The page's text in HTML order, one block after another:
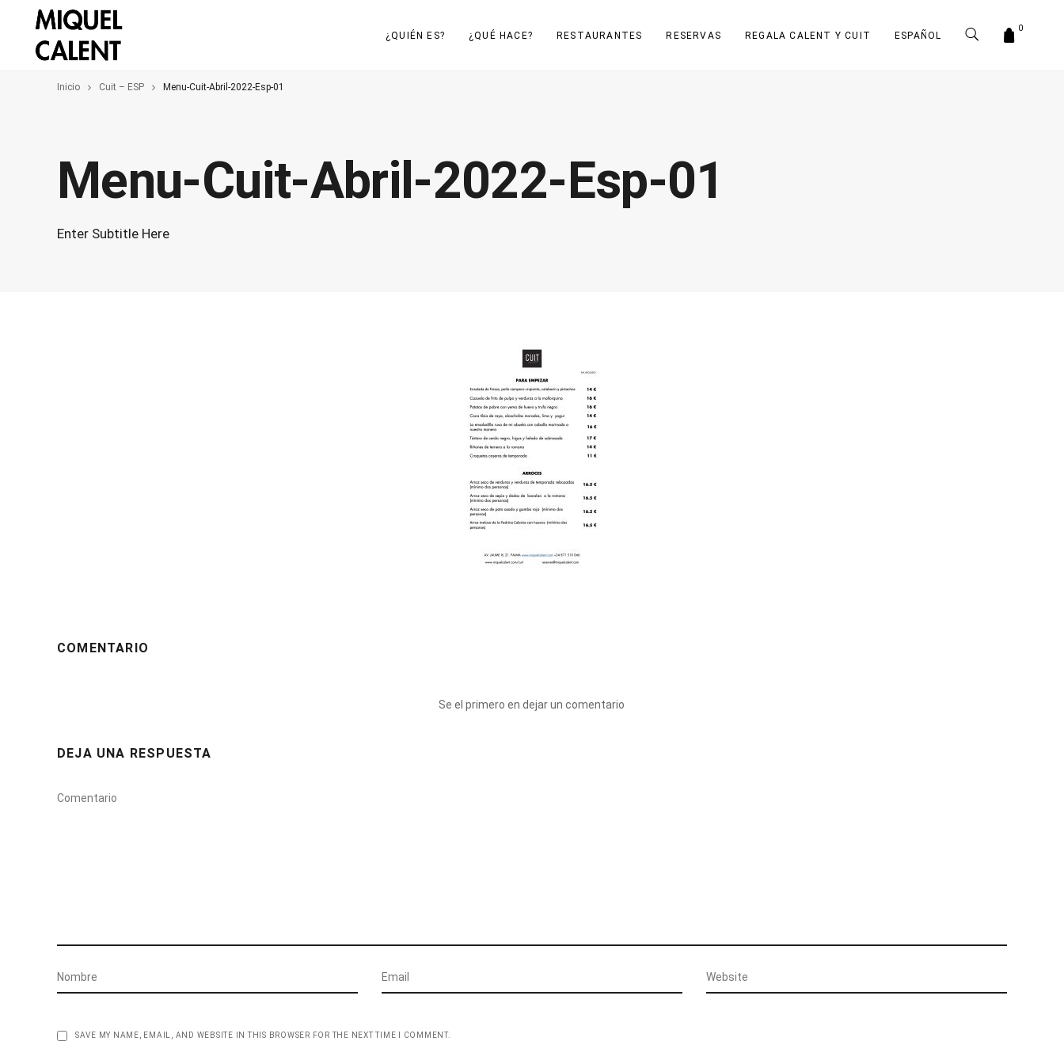
¿QUIÉN ES? ¿QUÉ HACE? RESTAURANTES RESERVAS REGALA CALENT Y CUIT ESPAÑOL
0
Inicio Cuit – ESP Menu-Cuit-Abril-2022-Esp-01
Menu-Cuit-Abril-2022-Esp-01
Enter Subtitle Here
COMENTARIO
Se el primero en dejar un comentario
DEJA UNA RESPUESTA
SAVE MY NAME, EMAIL, AND WEBSITE IN THIS BROWSER FOR THE NEXT TIME I COMMENT.